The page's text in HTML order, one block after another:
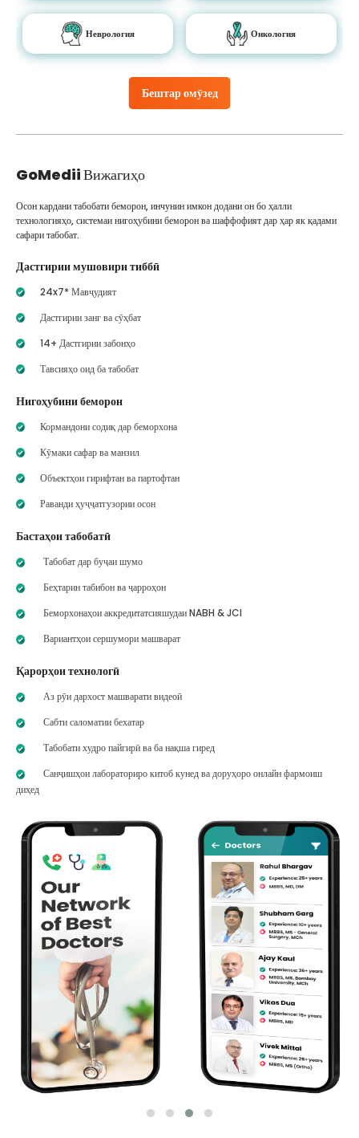
Бештар омӯзед
Неврология Онкология
GoMediiВижагиҳо
Осон кардани табобати беморон, инчунин имкон додани он бо ҳалли
технологияҳо, системаи нигоҳубини беморон ва шаффофият дар ҳар як қадами
сафари табобат.
Дастгирии мушовири тиббӣ
24x7* Мавҷудият
Дастгирии занг ва сӯҳбат
14+ Дастгирии забонҳо
Тавсияҳо оид ба табобат
Нигоҳубини беморон
Кормандони содиқ дар беморхона
Кӯмаки сафар ва манзил
Объектҳои гирифтан ва партофтан
Раванди ҳуҷҷатгузории осон
Бастаҳои табобатӣ
Табобат дар буҷаи шумо
Беҳтарин табибон ва ҷарроҳон
Беморхонаҳои аккредитатсияшудаи NABH & JCI
Вариантҳои сершумори машварат
Қарорҳои технологӣ
Аз рӯи дархост машварати видеоӣ
Сабти саломатии бехатар
Табобати худро пайгирӣ ва ба нақша гиред
Санҷишҳои лабораториро китоб кунед ва доруҳоро онлайн фармоиш
диҳед